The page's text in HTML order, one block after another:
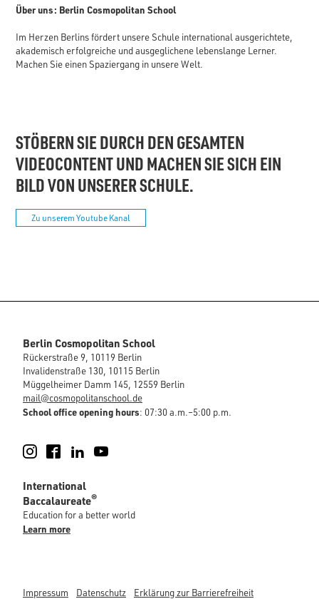
Über uns: Berlin Cosmopolitan School
Im Herzen Berlins fördert unsere Schule international ausgerichtete,
akademisch erfolgreiche und ausgeglichene lebenslange Lerner.
Machen Sie einen Spaziergang in unsere Welt.
STÖBERN SIE DURCH DEN GESAMTEN
VIDEOCONTENT UND MACHEN SIE SICH EIN
BILD VON UNSERER SCHULE.
Zu unserem Youtube Kanal
Berlin Cosmopolitan School
Rückerstraße 9, 10119 Berlin
Invalidenstraße 130, 10115 Berlin
Müggelheimer Damm 145, 12559 Berlin
mail@cosmopolitanschool.de
School office opening hours: 07:30 a.m.–5:00 p.m.
Instagram
FacebookLinkedIn
International
Baccalaureate®
Education for a better world
Learn more
Impressum Datenschutz Erklärung zur Barrierefreiheit